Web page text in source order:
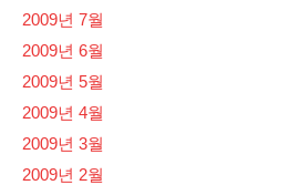
2009년 7월
2009년 6월
2009년 5월
2009년 4월
2009년 3월
2009년 2월